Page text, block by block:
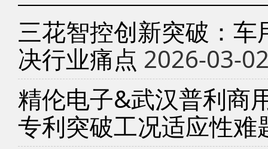
三花智控创新突破：
决行业痛点 2026-03-
精伦电子&武汉普利商
专利突破工况适应性难